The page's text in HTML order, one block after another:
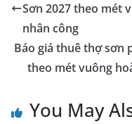
Sơn 2027 theo mét
nhân công
Báo giá thuê thợ sơn
theo mét vuông
You May